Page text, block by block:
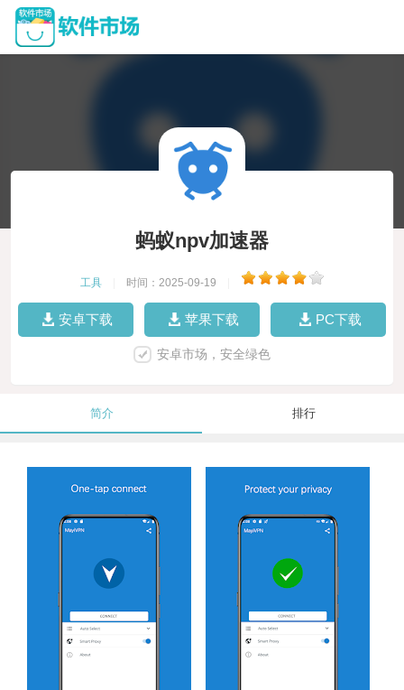
蚂蚁npv加速器
工具 时间：2025-09-19
安卓下载 苹果下载 PC下载
安卓市场，安全绿色
简介 排行